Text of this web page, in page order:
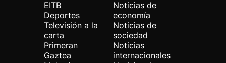
EITB
Deportes
Televisión a la
carta
Primeran
Gaztea
Noticias de
economía
Noticias de
sociedad
Noticias
internacionales